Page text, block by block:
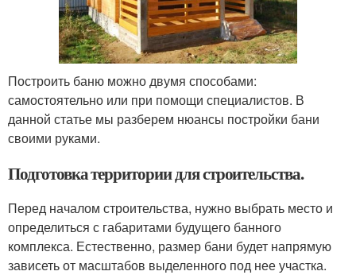
Построить баню можно двумя способами:
самостоятельно или при помощи специалистов. В
данной статье мы разберем нюансы постройки бани
своими руками.
Подготовка территории для строительства.
Перед началом строительства, нужно выбрать место и
определиться с габаритами будущего банного
комплекса. Естественно, размер бани будет напрямую
зависеть от масштабов выделенного под нее участка.